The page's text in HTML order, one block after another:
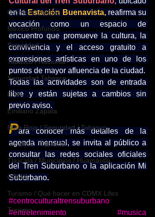
Crónicas Espejos
México Profundo
Seguridad
Tabasco / Nacional
Seguridad Tabasco
FGR
Emiliano Zapata
Nota Roja / Seguridad / Tabasco
`Análisis` `Tabasco`
Tlaxcala / Municipios / Huamantla
CDMX
Turismo / Qué hacer en CDMX Lifes
Turismo
en la Estación Buenavista, reafirma su
vocación como un espacio de
encuentro que promueve la cultura, la
convivencia y el acceso gratuito a
expresiones artísticas en uno de los
puntos de mayor afluencia de la ciudad.
Todas las actividades son de entrada
libre y están sujetas a cambios sin
previo aviso.
Para conocer más detalles de la
agenda mensual, se invita al público a
consultar las redes sociales oficiales
del Tren Suburbano o la aplicación Mi
Suburbano.
#centroculturaltrensuburbano
#entretenimiento
#musica